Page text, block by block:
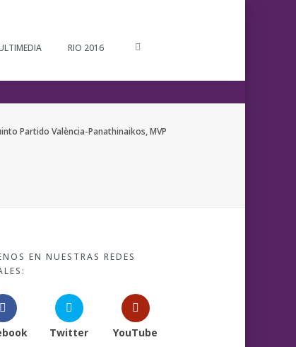
RIO 2016
Partido València-Panathinaikos, MVP
EN NUESTRAS REDES
Twitter YouTube